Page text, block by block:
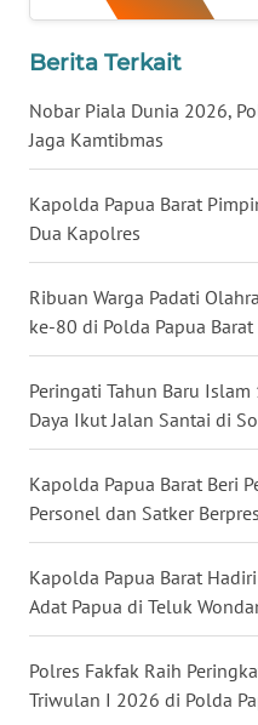
Berita Terkait
Nobar Piala Dunia 2026,
Jaga Kamtibmas
Kapolda Papua Barat
Dua Kapolres
Ribuan Warga Padati
ke-80 di Polda Papua Barat
Peringati Tahun Baru
Daya Ikut Jalan Santai di
Kapolda Papua Barat Beri
Personel dan Satker
Kapolda Papua Barat
Adat Papua di Teluk
Polres Fakfak Raih
Triwulan I 2026 di Polda
WN
LAMPUNG
WN
JATENG
WN
NUSANTARA
WN
WN
JATIM
WN
BALI
WN
KALBAR
WN
KALTENG